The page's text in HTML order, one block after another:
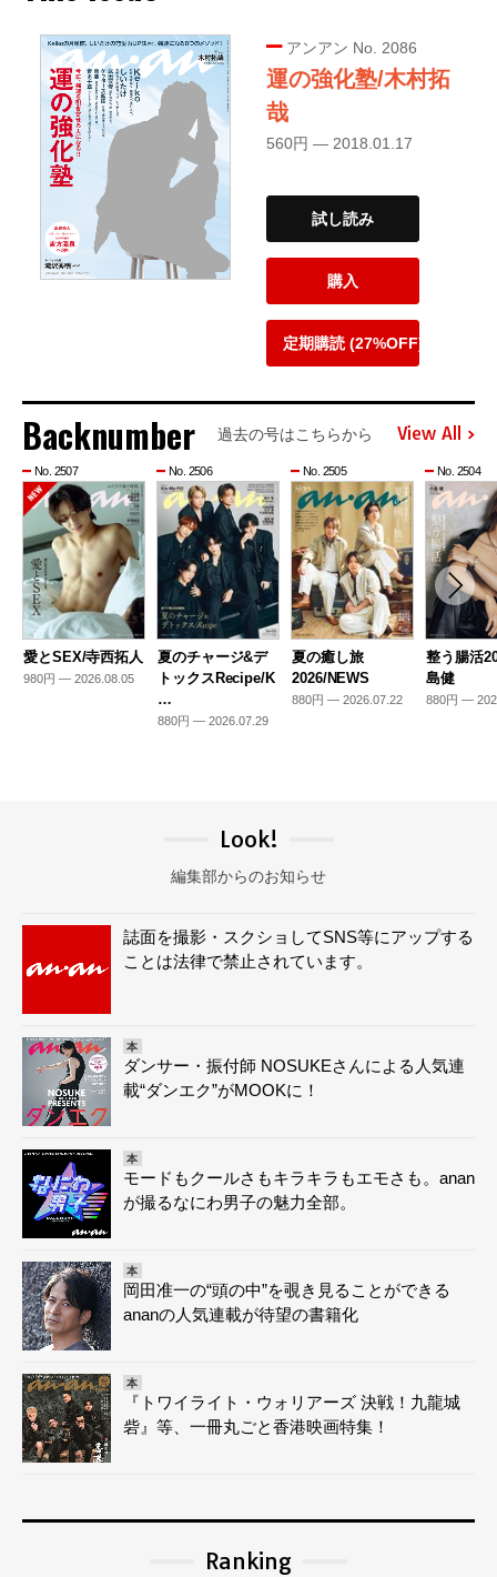
アンアン No. 2086
運の強化塾/木村拓
哉
560円 — 2018.01.17
試し読み
購入
定期購読 (27%OFF)
Backnumber 過去の号はこちらから View All
No. 2507
愛とSEX/寺西拓人
980円 — 2026.08.05
No. 2506
夏のチャージ&デ
トックスRecipe/K
…
880円 — 2026.07.29
No. 2505
夏の癒し旅
2026/NEWS
880円 — 2026.07.22
No. 2504
整う腸活
島健
880円 —
Look!
編集部からのお知らせ
誌面を撮影・スクショしてSNS等にアップする
ことは法律で禁止されています。
本
ダンサー・振付師 NOSUKEさんによる人気連
載“ダンエク”がMOOKに！
本
モードもクールさもキラキラもエモさも。anan
が撮るなにわ男子の魅力全部。
本
岡田准一の“頭の中”を覗き見ることができる
ananの人気連載が待望の書籍化
本
『トワイライト・ウォリアーズ 決戦！九龍城
砦』等、一冊丸ごと香港映画特集！
Ranking